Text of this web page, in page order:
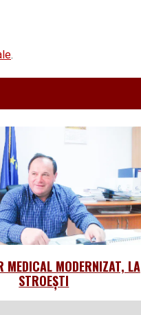
.
MEDICAL MODERNIZAT, LA
STROEȘTI